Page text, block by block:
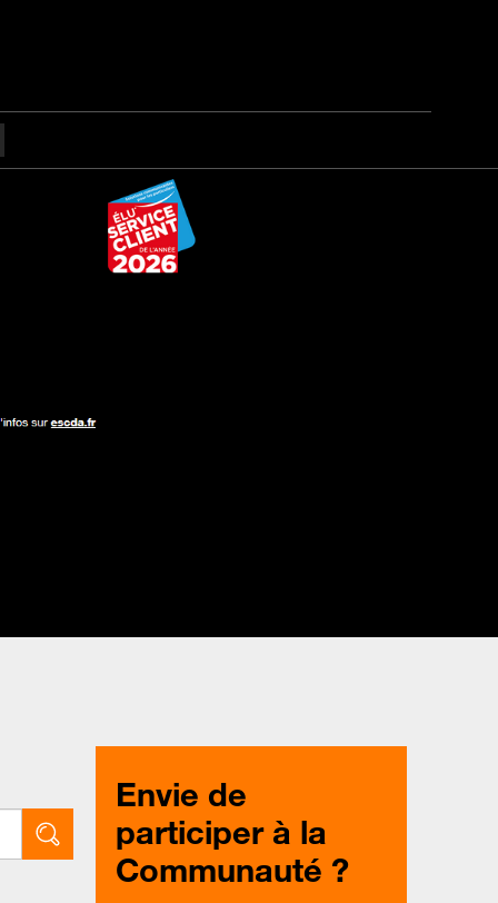
Envie de
participer à la
Communauté ?